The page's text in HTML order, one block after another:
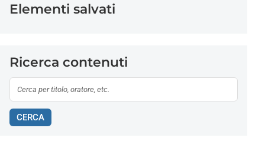
Elementi salvati
Ricerca contenuti
CERCA